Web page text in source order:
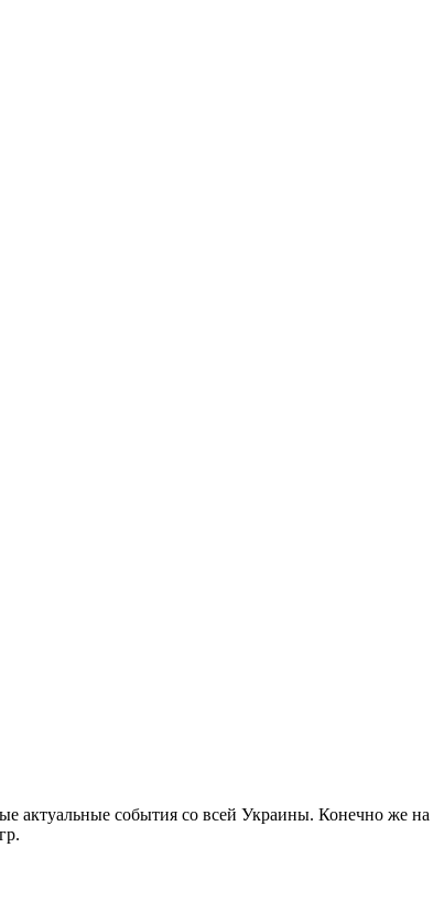
актуальные события со всей Украины. Конечно же на